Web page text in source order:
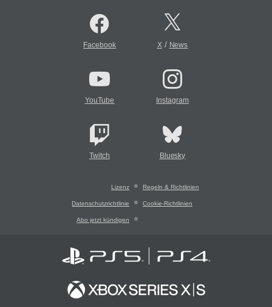
Facebook X/ News
YouTube Instagram
Twitch Bluesky
Lizenz Regeln & Richtlinien
Datenschutzrichtlinie Cookie-Richtlinien
Abo jetzt kündigen